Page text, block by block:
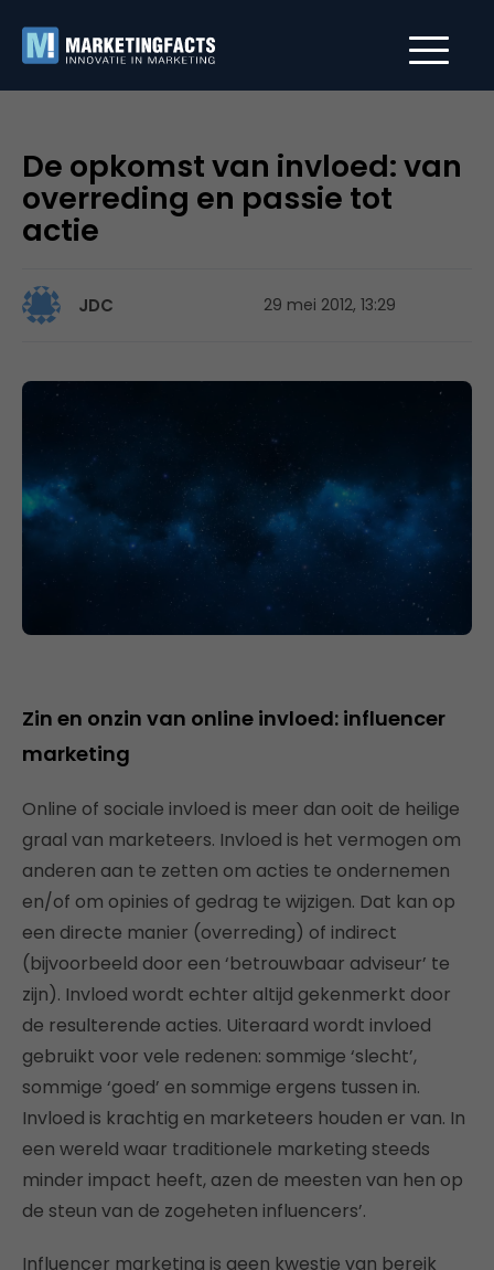
De opkomst van invloed: van
overreding en passie tot
actie
JDC 29 mei 2012, 13:29
Zin en onzin van online invloed: influencer
marketing
Online of sociale invloed is meer dan ooit de heilige
graal van marketeers. Invloed is het vermogen om
anderen aan te zetten om acties te ondernemen
en/of om opinies of gedrag te wijzigen. Dat kan op
een directe manier (overreding) of indirect
(bijvoorbeeld door een ‘betrouwbaar adviseur’ te
zijn). Invloed wordt echter altijd gekenmerkt door
de resulterende acties. Uiteraard wordt invloed
gebruikt voor vele redenen: sommige ‘slecht’,
sommige ‘goed’ en sommige ergens tussen in.
Invloed is krachtig en marketeers houden er van. In
een wereld waar traditionele marketing steeds
minder impact heeft, azen de meesten van hen op
de steun van de zogeheten influencers’.
Influencer marketing is geen kwestie van bereik